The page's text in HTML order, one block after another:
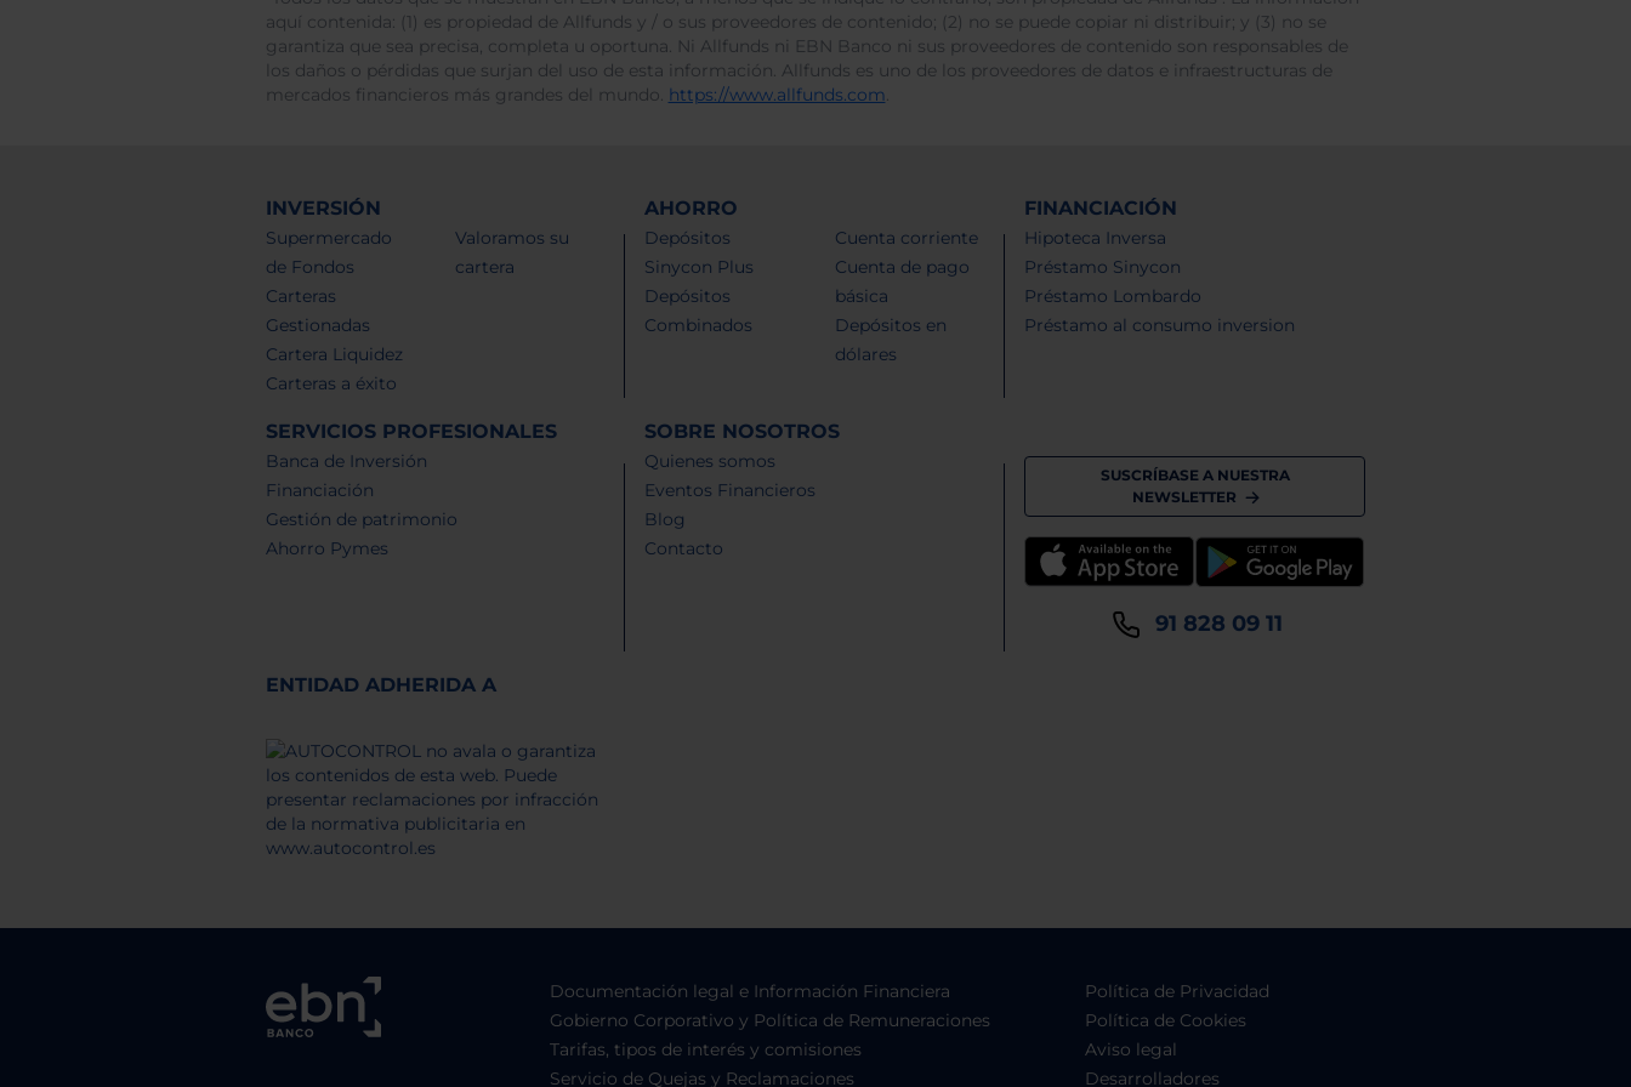
aquí contenida: (1) es propiedad de Allfunds y / o sus proveedores de contenido; (2) no se puede copiar ni distribuir; y (3) no se
garantiza que sea precisa, completa u oportuna. Ni Allfunds ni EBN Banco ni sus proveedores de contenido son responsables de
los daños o pérdidas que surjan del uso de esta información. Allfunds es uno de los proveedores de datos e infraestructuras de
mercados financieros más grandes del mundo. https://www.allfunds.com.
INVERSIÓN
Supermercado
de Fondos
Carteras
Gestionadas
Cartera Liquidez
Carteras a éxito
Valoramos su
cartera
AHORRO
Depósitos
Sinycon Plus
Depósitos
Combinados
Cuenta corriente
Cuenta de pago
básica
Depósitos en
dólares
FINANCIACIÓN
Hipoteca Inversa
Préstamo Sinycon
Préstamo Lombardo
Préstamo al consumo inversion
SERVICIOS PROFESIONALES
Banca de Inversión
Financiación
Gestión de patrimonio
Ahorro Pymes
SOBRE NOSOTROS
Quienes somos
Eventos Financieros
Blog
Contacto
SUSCRÍBASE A NUESTRA
NEWSLETTER
91 828 09 11
ENTIDAD ADHERIDA A
Documentación legal e Información Financiera
Gobierno Corporativo y Política de Remuneraciones
Tarifas, tipos de interés y comisiones
Servicio de Quejas y Reclamaciones
Política de Privacidad
Política de Cookies
Aviso legal
Desarrolladores